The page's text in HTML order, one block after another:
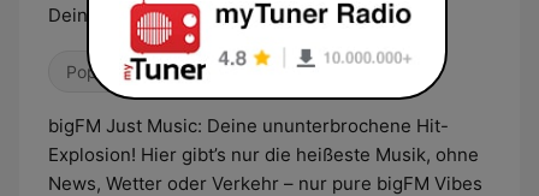
Deine biggsten Beats - pure bigFM Vibes
Pop / Top 40 Hip-Hop
bigFM Just Music: Deine ununterbrochene Hit-
Explosion! Hier gibt’s nur die heißeste Musik, ohne
News, Wetter oder Verkehr – nur pure bigFM Vibes